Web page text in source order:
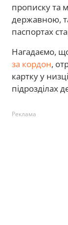
прописку та
державною,
паспортах
Нагадаємо,
за кордон,
картку у
підрозділах
Реклама